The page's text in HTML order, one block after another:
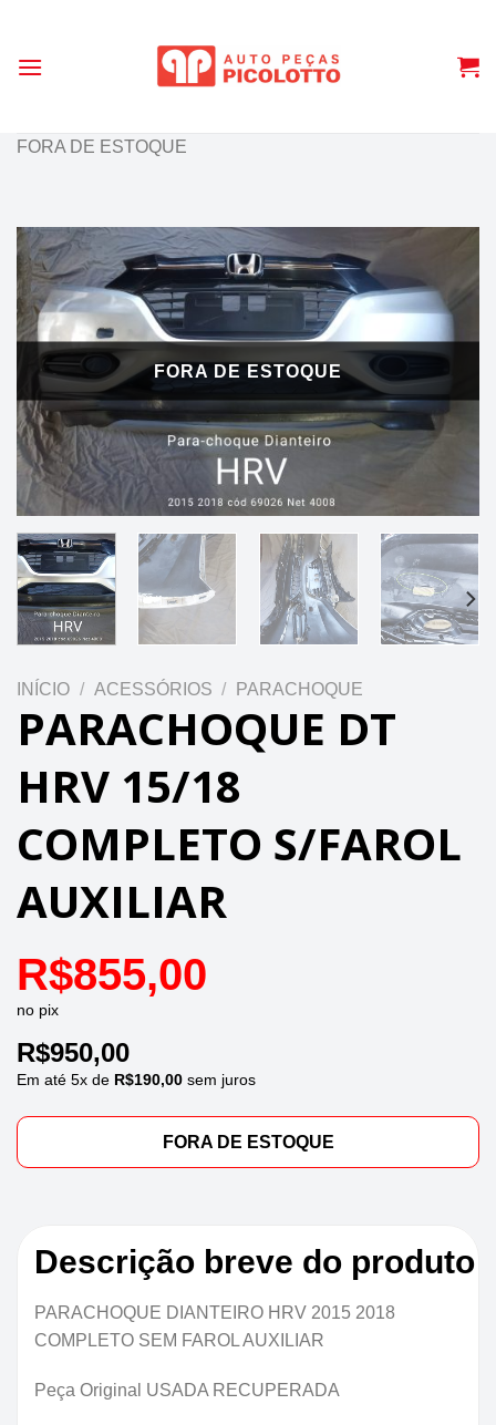
content
FORA DE ESTOQUE
INÍCIO / ACESSÓRIOS / PARACHOQUE
PARACHOQUE DT
HRV 15/18
COMPLETO S/FAROL
AUXILIAR
R$855,00
no pix
R$950,00
Em até 5x de R$190,00 sem juros
FORA DE ESTOQUE
Descrição breve do produto
PARACHOQUE DIANTEIRO HRV 2015 2018
COMPLETO SEM FAROL AUXILIAR
Peça Original USADA RECUPERADA